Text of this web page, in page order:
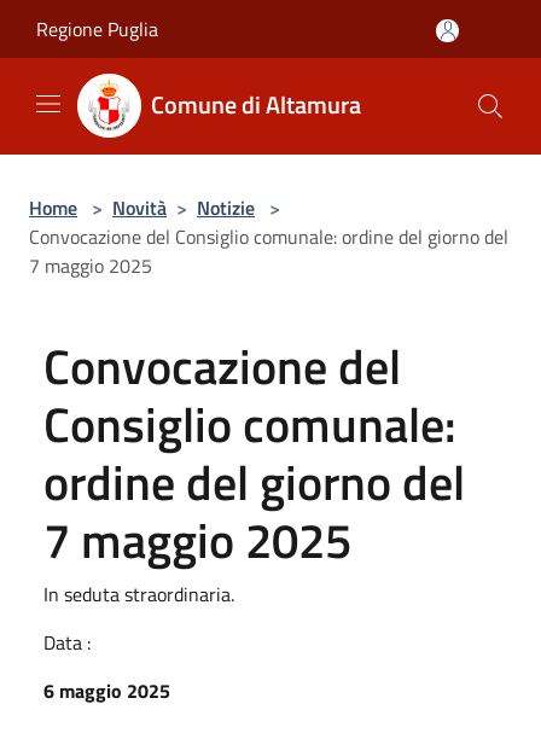
Regione Puglia
Comune di Altamura
Home > Novità > Notizie >
Convocazione del Consiglio comunale: ordine del giorno del
7 maggio 2025
Convocazione del
Consiglio comunale:
ordine del giorno del
7 maggio 2025
In seduta straordinaria.
Data :
6 maggio 2025